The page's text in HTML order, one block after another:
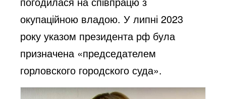
окупаційною владою. У липні 2023
року указом президента рф була
призначена «председателем
горловского городского суда».